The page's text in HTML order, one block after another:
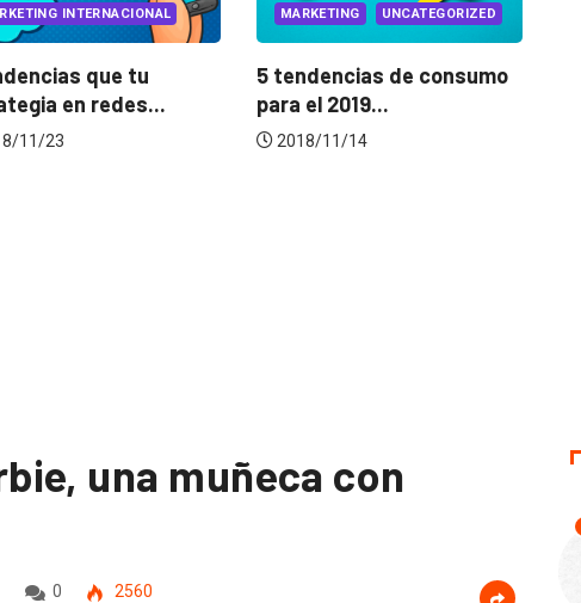
MARKETING UNCATEGORIZED
5 tendencias de consumo
para el 2019...
INNOVACIÓN
Workshops by
una muñeca con
0 2560